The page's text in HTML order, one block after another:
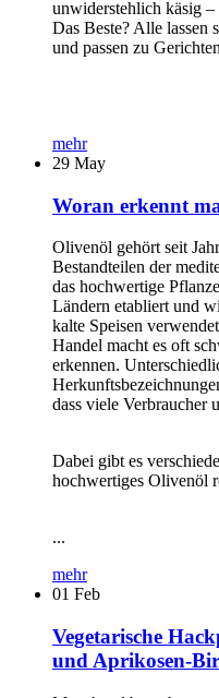
unwiderstehlich käsig –
Das Beste? Alle lassen
und passen zu
mehr
29 May
Woran erkennt
Olivenöl gehört seit
Bestandteilen der
das hochwertige
Ländern etabliert und
kalte Speisen
Handel macht es oft
erkennen.
dass viele Verbraucher
Dabei gibt es
hochwertiges Olivenöl
...
mehr
01 Feb
Vegetarische
und Aprikosen-